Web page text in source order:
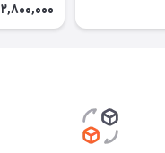
2,800,000